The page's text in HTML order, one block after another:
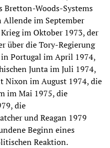
Bretton-Woods-Systems
Allende im September
im Oktober 1973, der
über die Tory-Regierung
Portugal im April 1974,
Junta im Juli 1974,
Nixon im August 1974, die
im Mai 1975, die
die
und Reagan 1979
Beginn eines
Reaktion.